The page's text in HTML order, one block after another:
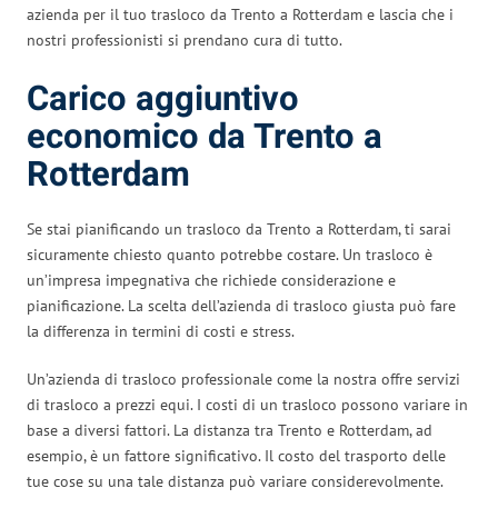
azienda per il tuo trasloco da Trento a Rotterdam e lascia che i
nostri professionisti si prendano cura di tutto.
Carico aggiuntivo
economico da Trento a
Rotterdam
Se stai pianificando un trasloco da Trento a Rotterdam, ti sarai
sicuramente chiesto quanto potrebbe costare. Un trasloco è
un’impresa impegnativa che richiede considerazione e
pianificazione. La scelta dell’azienda di trasloco giusta può fare
la differenza in termini di costi e stress.
Un’azienda di trasloco professionale come la nostra offre servizi
di trasloco a prezzi equi. I costi di un trasloco possono variare in
base a diversi fattori. La distanza tra Trento e Rotterdam, ad
esempio, è un fattore significativo. Il costo del trasporto delle
tue cose su una tale distanza può variare considerevolmente.